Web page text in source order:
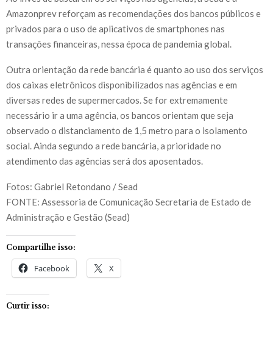
Amazonprev reforçam as recomendações dos bancos públicos e
privados para o uso de aplicativos de smartphones nas
transações financeiras, nessa época de pandemia global.
Outra orientação da rede bancária é quanto ao uso dos serviços
dos caixas eletrônicos disponibilizados nas agências e em
diversas redes de supermercados. Se for extremamente
necessário ir a uma agência, os bancos orientam que seja
observado o distanciamento de 1,5 metro para o isolamento
social. Ainda segundo a rede bancária, a prioridade no
atendimento das agências será dos aposentados.
Fotos: Gabriel Retondano / Sead
FONTE: Assessoria de Comunicação Secretaria de Estado de
Administração e Gestão (Sead)
Compartilhe isso:
Facebook X
Curtir isso: